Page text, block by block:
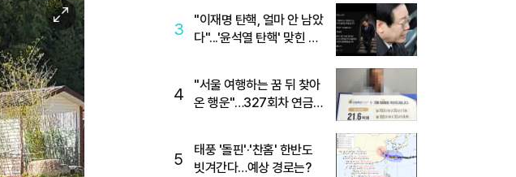
이
미
지
확
대
3
"이재명 탄핵, 얼마 안 남았
다"...'윤석열 탄핵' 맞힌 무
4
"서울 여행하는 꿈 뒤 찾아
온 행운"…327회차 연금
5
태풍 '돌핀'·'찬홈' 한반도
빗겨간다…예상 경로는?